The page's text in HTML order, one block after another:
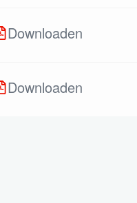
Downloaden
Downloaden